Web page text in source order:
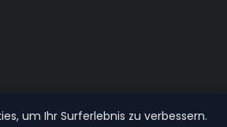
um Ihr Surferlebnis zu verbessern.